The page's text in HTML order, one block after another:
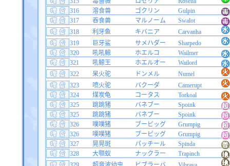
316
溶食兽 ゴクリン
Gulpin
317
吞食兽 マルノーム
Swalot
318
利牙鱼 キバニア
Carvanha
319
巨牙鲨 サメハダー
Sharpedo
320
吼吼鲸 ホエルコ
Wailmer
321
吼鲸王 ホエルオー
Wailord
322
呆火驼 ドンメル
Numel
323
喷火驼 バクーダ
Camerupt
324
煤炭龟 コータス
Torkoal
325
跳跳猪 バネブー
Spoink
325
跳跳猪 バネブー
Spoink
326
噗噗猪 ブーピッグ
Grumpig
326
噗噗猪 ブーピッグ
Grumpig
327
晃晃斑 パッチール
Spinda
328
大颚蚁 ナックラー
Trapinch